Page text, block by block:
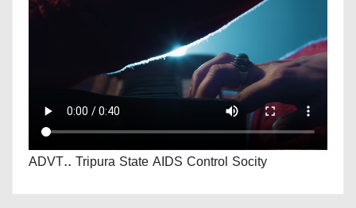
ADVT.. Tripura State AIDS Control Socity